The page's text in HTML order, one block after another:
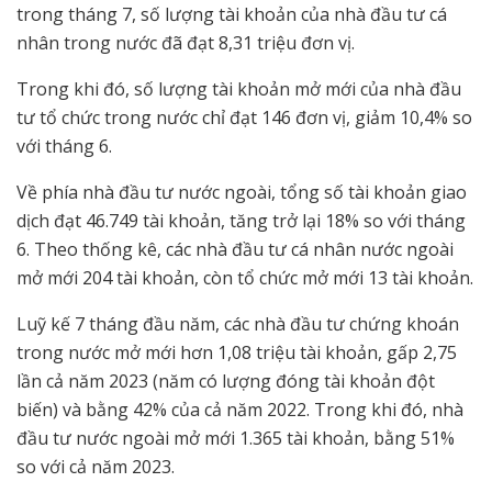
trong tháng 7, số lượng tài khoản của nhà đầu tư cá
nhân trong nước đã đạt 8,31 triệu đơn vị.
Trong khi đó, số lượng tài khoản mở mới của nhà đầu
tư tổ chức trong nước chỉ đạt 146 đơn vị, giảm 10,4% so
với tháng 6.
Về phía nhà đầu tư nước ngoài, tổng số tài khoản giao
dịch đạt 46.749 tài khoản, tăng trở lại 18% so với tháng
6. Theo thống kê, các nhà đầu tư cá nhân nước ngoài
mở mới 204 tài khoản, còn tổ chức mở mới 13 tài khoản.
Luỹ kế 7 tháng đầu năm, các nhà đầu tư chứng khoán
trong nước mở mới hơn 1,08 triệu tài khoản, gấp 2,75
lần cả năm 2023 (năm có lượng đóng tài khoản đột
biến) và bằng 42% của cả năm 2022. Trong khi đó, nhà
đầu tư nước ngoài mở mới 1.365 tài khoản, bằng 51%
so với cả năm 2023.